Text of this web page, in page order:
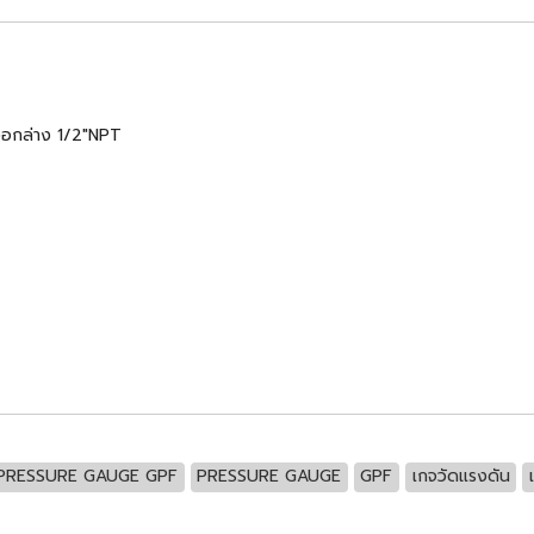
กล่าง 1/2"NPT
GAUGE GPF PRESSURE GAUGE GPF เกจวัดแรงดัน